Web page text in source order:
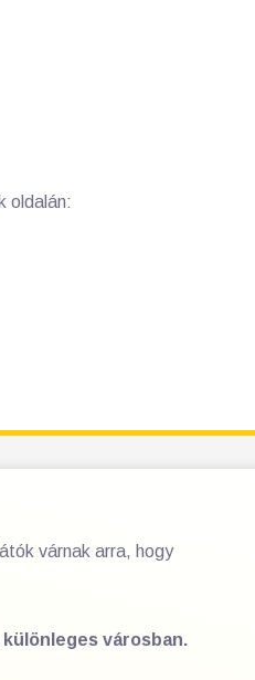
oldalán:
várnak arra, hogy
városban.